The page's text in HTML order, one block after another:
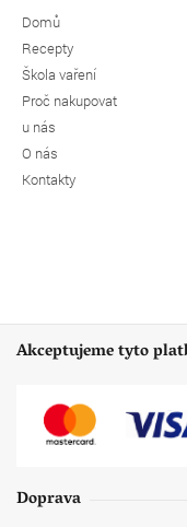
Domů
Recepty
Škola vaření
Proč nakupovat
u nás
O nás
Kontakty
Akceptujeme tyto
Doprava